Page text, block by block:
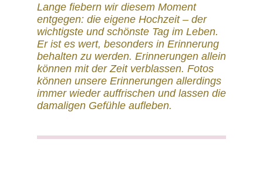
Lange fiebern wir diesem Moment
entgegen: die eigene Hochzeit – der
wichtigste und schönste Tag im Leben.
Er ist es wert, besonders in Erinnerung
behalten zu werden. Erinnerungen allein
können mit der Zeit verblassen. Fotos
können unsere Erinnerungen allerdings
immer wieder auffrischen und lassen die
damaligen Gefühle aufleben.